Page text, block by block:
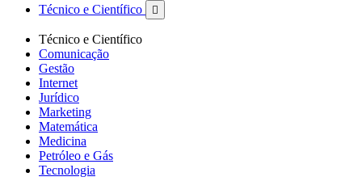
Técnico e Científico

Técnico e Científico
Comunicação
Gestão
Internet
Jurídico
Marketing
Matemática
Medicina
Petróleo e Gás
Tecnologia